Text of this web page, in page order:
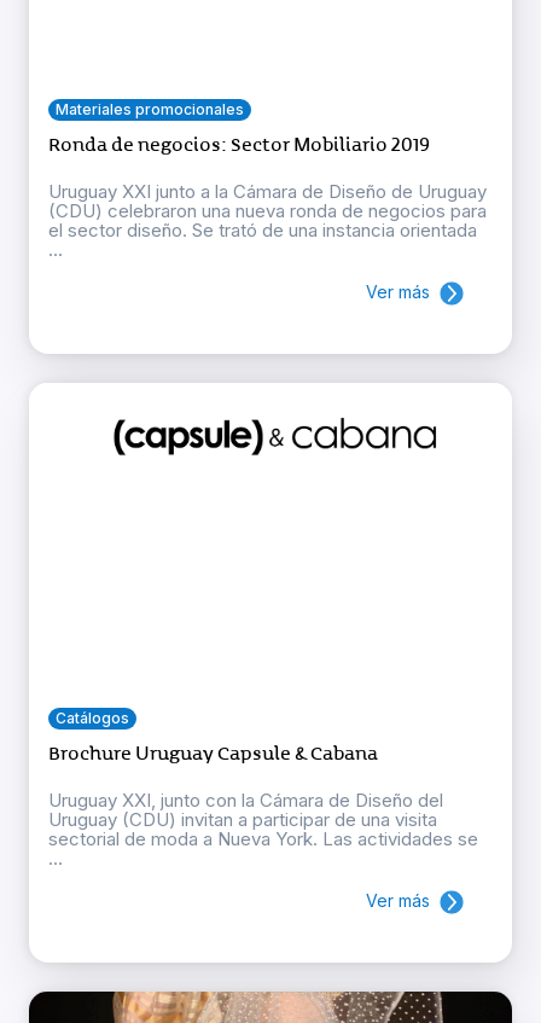
Materiales promocionales
Ronda de negocios: Sector Mobiliario 2019
Uruguay XXI junto a la Cámara de Diseño de Uruguay
(CDU) celebraron una nueva ronda de negocios para
el sector diseño. Se trató de una instancia orientada
...
Ver más
Catálogos
Brochure Uruguay Capsule & Cabana
Uruguay XXI, junto con la Cámara de Diseño del
Uruguay (CDU) invitan a participar de una visita
sectorial de moda a Nueva York. Las actividades se
...
Ver más